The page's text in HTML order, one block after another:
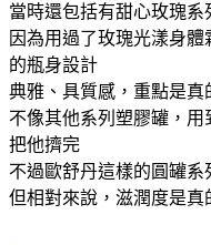
當時還包括有甜心玫瑰
因為用過了玫瑰光漾身
的瓶身設計
典雅、具質感，重點是真
不像其他系列塑膠罐，
把他擠完
不過歐舒丹這樣的圓罐
但相對來說，滋潤度是